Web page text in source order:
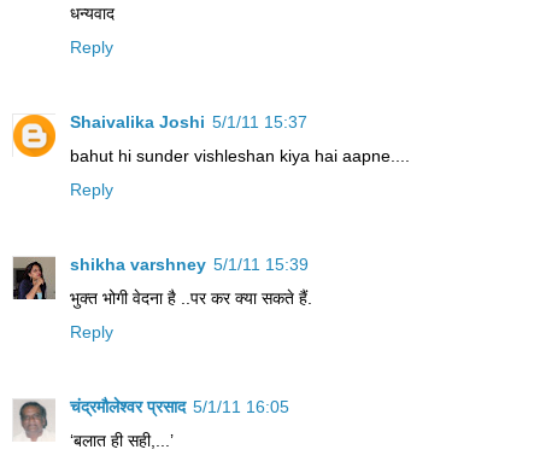
धन्यवाद
Reply
Shaivalika Joshi 5/1/11 15:37
bahut hi sunder vishleshan kiya hai aapne....
Reply
shikha varshney 5/1/11 15:39
भुक्त भोगी वेदना है ..पर कर क्या सकते हैं.
Reply
चंद्रमौलेश्वर प्रसाद 5/1/11 16:05
‘बलात ही सही,...’